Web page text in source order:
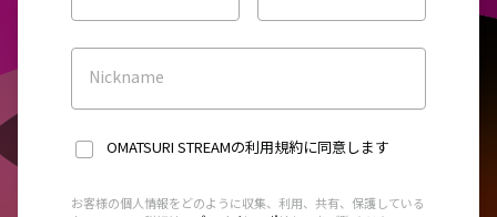
Nickname
OMATSURI STREAMの利用規約に同意します
お客様の個人情報をどのように収集、利用、共有、保護している